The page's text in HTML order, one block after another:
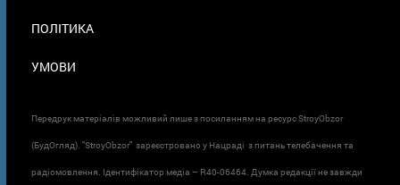
ПОЛІТИКА
УМОВИ
Передрук матеріалів можливий лише з посиланням на ресурс StroyObzor
(БудОгляд). "StroyObzor" зареєстровано у Нацраді з питань телебачення та
радіомовлення. Ідентифікатор медіа – R40-06464. Думка редакції не завжди